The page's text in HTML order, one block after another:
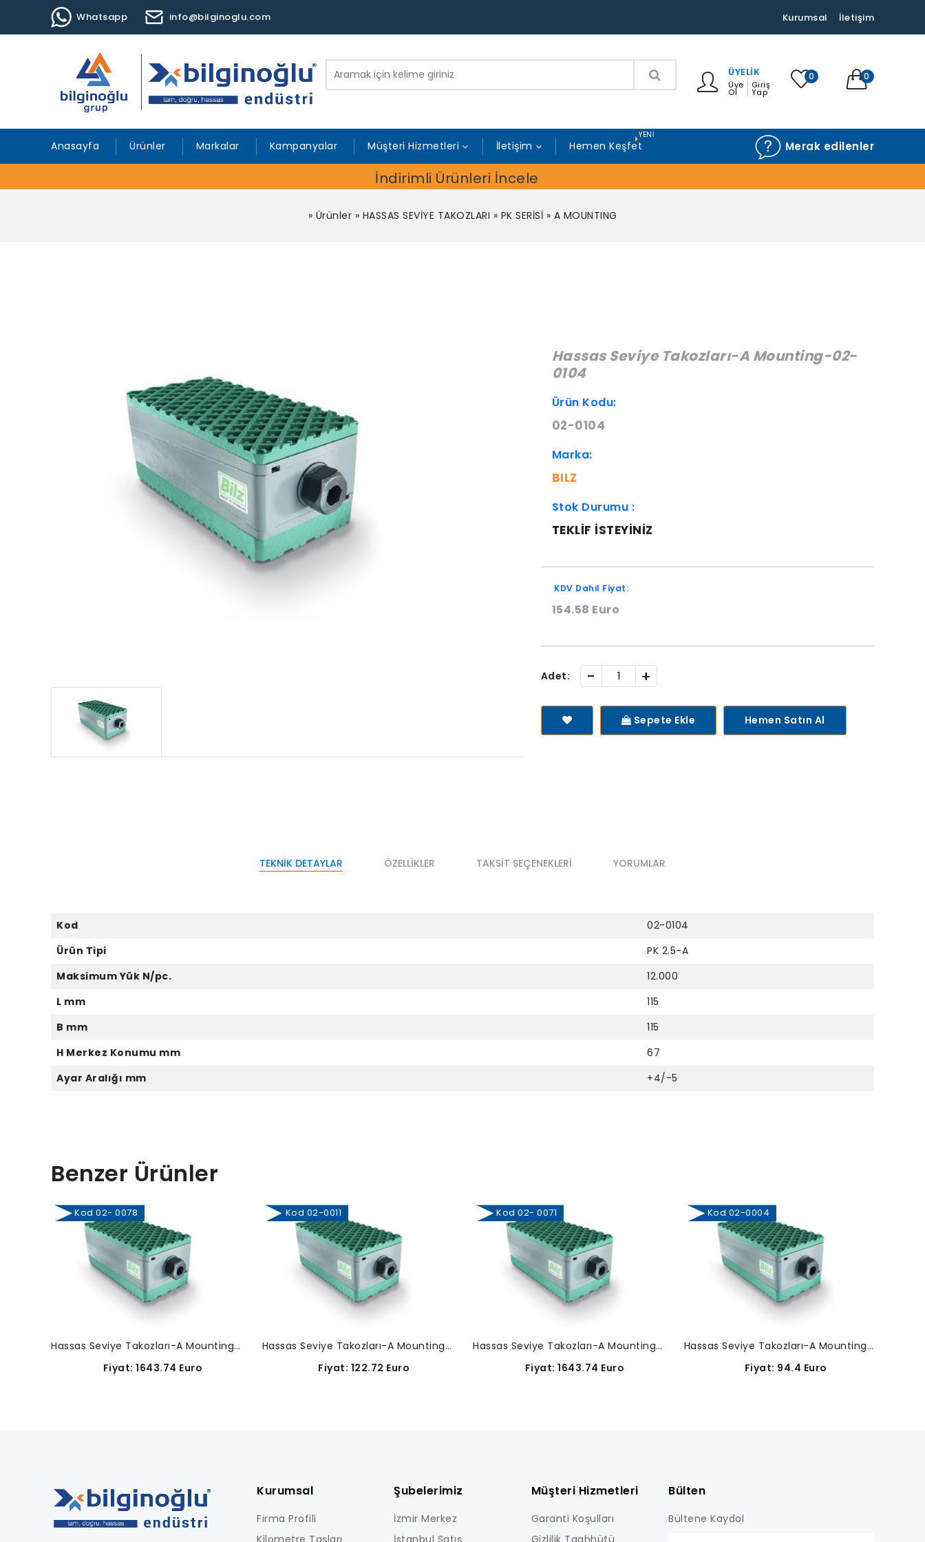
Whatsapp info@bilginoglu.com Kurumsal İletişim
ÜYELIK
Üye
Ol
Giriş
Yap
0 0
Anasayfa Ürünler Markalar Kampanyalar Müşteri Hizmetleri İletişim Hemen Keşfet
YENI
Merak edilenler
İndirimli Ürünleri İncele
» Ürünler » HASSAS SEVİYE TAKOZLARI » PK SERİSİ » A MOUNTING
Hassas Seviye Takozları-A Mounting-02-
0104
Ürün Kodu:
02-0104
Marka:
BILZ
Stok Durumu :
TEKLIF ISTEYINIZ
KDV Dahil Fiyat:
154.58 Euro
Adet: - +
Sepete Ekle Hemen Satın Al
TEKNIK DETAYLAR ÖZELLIKLER TAKSIT SEÇENEKLERI YORUMLAR
Kod
02-0104
Ürün Tipi
PK 2.5-A
Maksimum Yük N/pc.
12.000
L mm
115
B mm
115
H Merkez Konumu mm
67
Ayar Aralığı mm
+4/-5
Benzer Ürünler
Kod 02- 0078
Hassas Seviye Takozları-A Mounting-02- 0078
Fiyat: 1643.74 Euro
Kod 02-0011
Hassas Seviye Takozları-A Mounting-02-0011
Fiyat: 122.72 Euro
Kod 02- 0071
Hassas Seviye Takozları-A Mounting-02- 0071
Fiyat: 1643.74 Euro
Kod 02-0004
Hassas Seviye Takozları-A Mounting-02-0004
Fiyat: 94.4 Euro
Kurumsal
Firma Profili
Kilometre Taşları
Şubelerimiz
İzmir Merkez
İstanbul Satış
Müşteri Hizmetleri
Garanti Koşulları
Gizlilik Taahhütü
Bülten
Bültene Kaydol